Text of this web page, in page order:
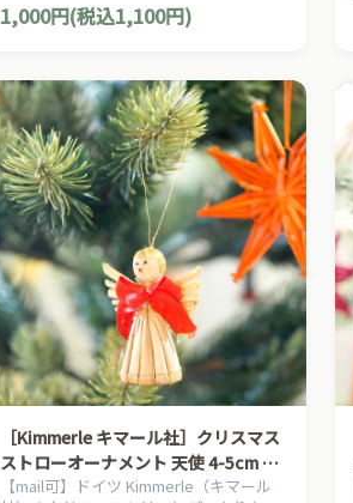
ルの、お洒落な手作りのクリスマスオー
1,000円(税込1,100円)
［Kimmerle キマール社］クリスマス
ストローオーナメント 天使 4-5cm 赤
糸【mail可】ドイツ Kimmerle（キマール